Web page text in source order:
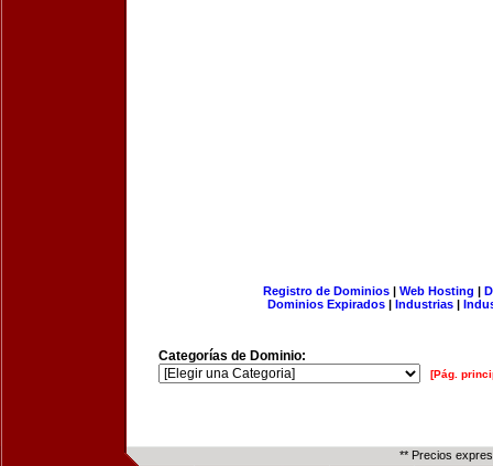
Registro de Dominios| Web Hosting |
Dominios Expirados | Industrias |
Categorías de Dominio:
[Pág.
** Precios